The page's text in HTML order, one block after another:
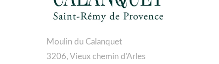
Moulin du Calanquet
3206, Vieux chemin d'Arles